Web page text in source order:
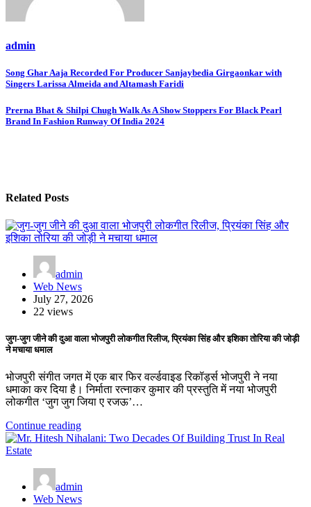
admin
Post
navigation
Song Ghar Aaja Recorded For Producer Sanjaybedia Girgaonkar with
Singers Larissa Almeida and Altamash Faridi
Prerna Bhat & Shilpi Chugh Walk As A Show Stoppers For Black Pearl
Brand In Fashion Runway Of India 2024
Related Posts
admin
Web News
July 27, 2026
22 views
जुग-जुग जीने की दुआ वाला भोजपुरी लोकगीत रिलीज, प्रियंका सिंह और इशिका तोरिया की जोड़ी
ने मचाया धमाल
भोजपुरी संगीत जगत में एक बार फिर वर्ल्डवाइड रिकॉर्ड्स भोजपुरी ने नया
धमाका कर दिया है। निर्माता रत्नाकर कुमार की प्रस्तुति में नया भोजपुरी
लोकगीत ‘जुग जुग जिया ए रजऊ’…
Continue reading
admin
Web News